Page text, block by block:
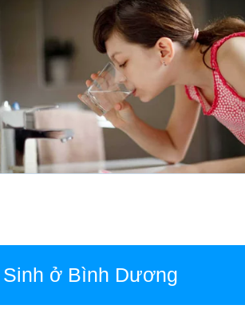
Sinh ở Bình Dương